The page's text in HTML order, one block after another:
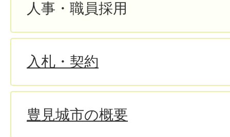
人事・職員採用
入札・契約
豊見城市の概要